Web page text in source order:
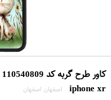
iphone xr
اصفهان اصفهان